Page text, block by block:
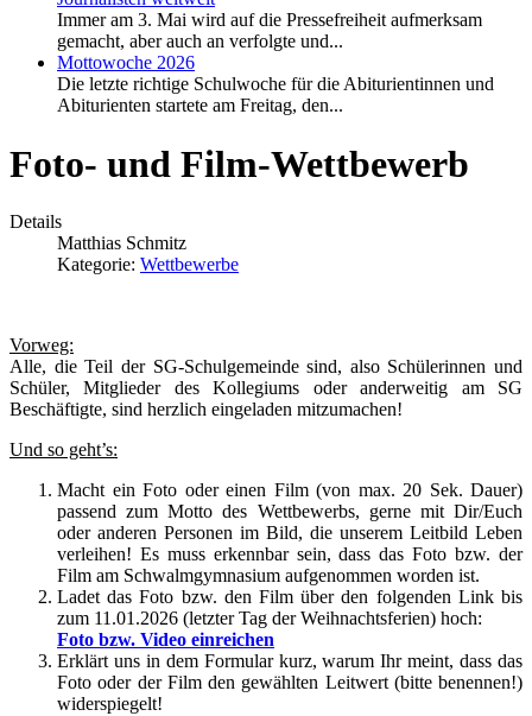
Immer am 3. Mai wird auf die Pressefreiheit aufmerksam
gemacht, aber auch an verfolgte und...
Mottowoche 2026
Die letzte richtige Schulwoche für die Abiturientinnen und
Abiturienten startete am Freitag, den...
Foto- und Film-Wettbewerb
Details
Matthias Schmitz
Kategorie: Wettbewerbe
Vorweg:
Alle, die Teil der SG-Schulgemeinde sind, also Schülerinnen und
Schüler, Mitglieder des Kollegiums oder anderweitig am SG
Beschäftigte, sind herzlich eingeladen mitzumachen!
Und so geht’s:
Macht ein Foto oder einen Film (von max. 20 Sek. Dauer)
passend zum Motto des Wettbewerbs, gerne mit Dir/Euch
oder anderen Personen im Bild, die unserem Leitbild Leben
verleihen! Es muss erkennbar sein, dass das Foto bzw. der
Film am Schwalmgymnasium aufgenommen worden ist.
Ladet das Foto bzw. den Film über den folgenden Link bis
zum 11.01.2026 (letzter Tag der Weihnachtsferien) hoch:
Foto bzw. Video einreichen
Erklärt uns in dem Formular kurz, warum Ihr meint, dass das
Foto oder der Film den gewählten Leitwert (bitte benennen!)
widerspiegelt!